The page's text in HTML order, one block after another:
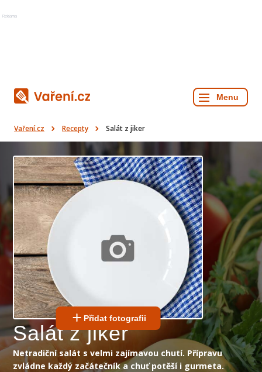
Reklama
Vaření.cz Recepty Salát z jiker
Přidat fotografii
Salát z jiker
Netradiční salát s velmi zajímavou chutí. Přípravu
zvládne každý začátečník a chuť potěší i gurmeta.